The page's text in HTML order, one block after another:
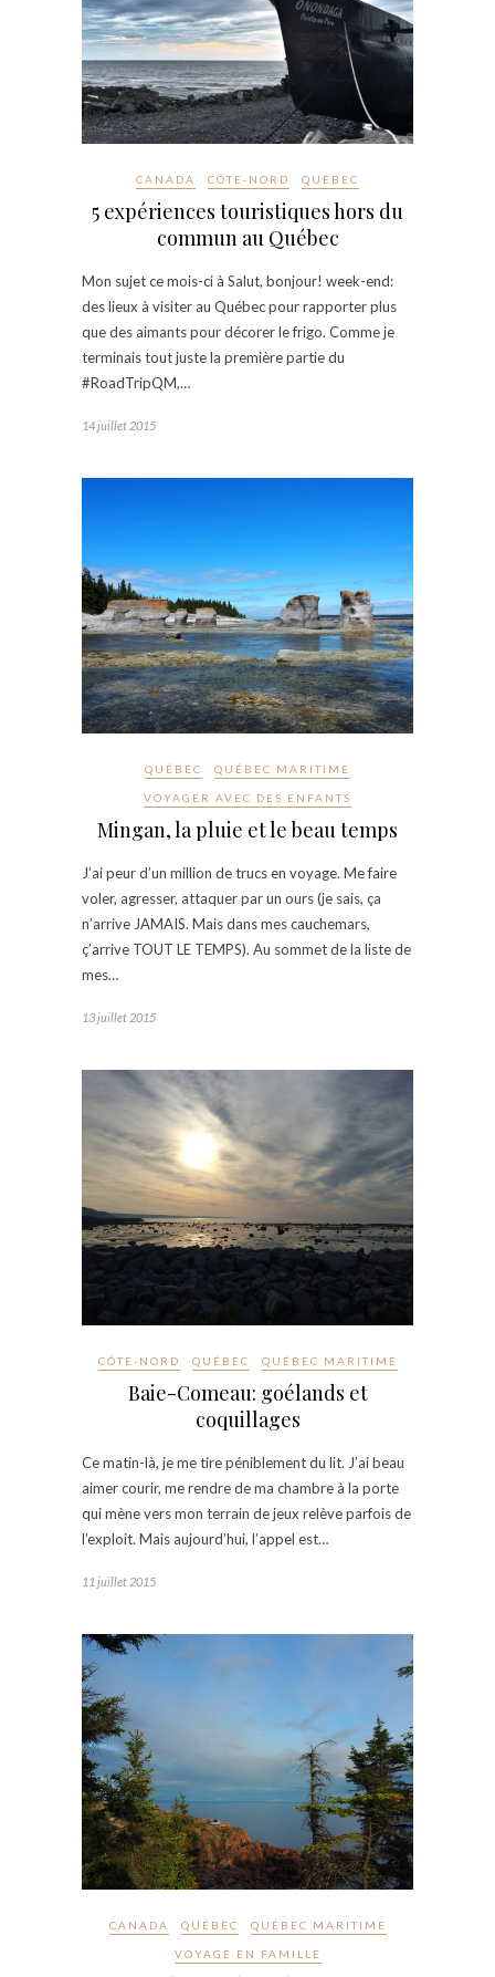
CANADA CÔTE-NORD QUÉBEC
5 expériences touristiques hors du
commun au Québec
Mon sujet ce mois-ci à Salut, bonjour! week-end:
des lieux à visiter au Québec pour rapporter plus
que des aimants pour décorer le frigo. Comme je
terminais tout juste la première partie du
#RoadTripQM,…
14 juillet 2015
QUÉBEC QUÉBEC MARITIME
VOYAGER AVEC DES ENFANTS
Mingan, la pluie et le beau temps
J’ai peur d’un million de trucs en voyage. Me faire
voler, agresser, attaquer par un ours (je sais, ça
n’arrive JAMAIS. Mais dans mes cauchemars,
ç’arrive TOUT LE TEMPS). Au sommet de la liste de
mes…
13 juillet 2015
CÔTE-NORD QUÉBEC QUÉBEC MARITIME
Baie-Comeau: goélands et
coquillages
Ce matin-là, je me tire péniblement du lit. J’ai beau
aimer courir, me rendre de ma chambre à la porte
qui mène vers mon terrain de jeux relève parfois de
l’exploit. Mais aujourd’hui, l’appel est…
11 juillet 2015
CANADA QUÉBEC QUÉBEC MARITIME
VOYAGE EN FAMILLE